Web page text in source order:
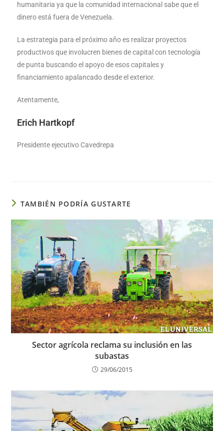
humanitaria ya que la comunidad internacional sabe que el
dinero está fuera de Venezuela.
La estrategia para el próximo año es realizar proyectos
productivos que involucren bienes de capital con tecnología
de punta buscando el apoyo de esos capitales y
financiamiento apalancado desde el exterior.
Atentamente,
Erich Hartkopf
Presidente ejecutivo Cavedrepa
TAMBIÉN PODRÍA GUSTARTE
Sector agrícola reclama su inclusión en las
subastas
29/06/2015